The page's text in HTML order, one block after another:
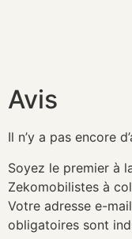
Avis
Il n’y a pas encore
Soyez le premier à
Zekomobilistes à
Votre adresse e-
obligatoires sont